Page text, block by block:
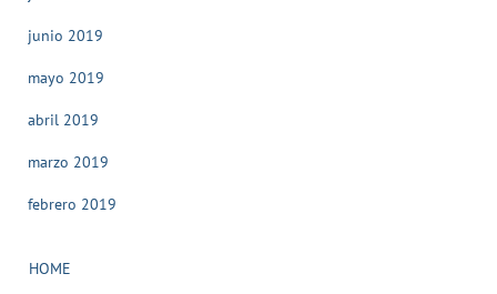
junio 2019
mayo 2019
abril 2019
marzo 2019
febrero 2019
HOME